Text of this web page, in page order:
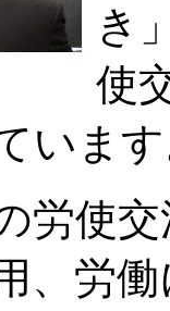
き
使
いま
労使
、労